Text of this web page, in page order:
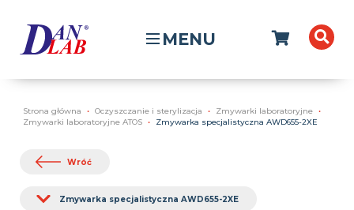
MENU
Strona główna Oczyszczanie i sterylizacja
Zmywarki laboratoryjne
Zmywarki laboratoryjne ATOS
Zmywarka specjalistyczna AWD655-2XE
Wróć
Zmywarka specjalistyczna AWD655-2XE